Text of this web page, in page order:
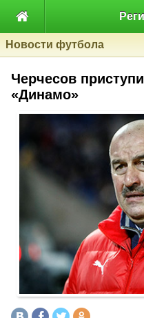

Новости футбола
Черчесов
«Динамо»